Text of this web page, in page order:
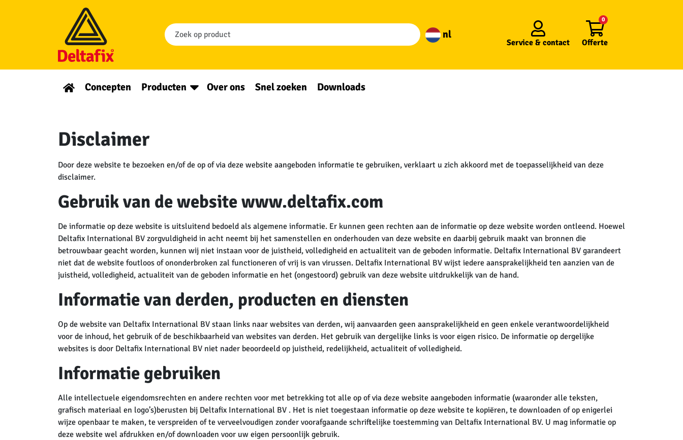
nl
Service & contact Offerte
0
Concepten Producten Over ons Snel zoeken Downloads
Disclaimer
Door deze website te bezoeken en/of de op of via deze website aangeboden informatie te gebruiken, verklaart u zich akkoord met de toepasselijkheid van deze
disclaimer.
Gebruik van de website www.deltafix.com
De informatie op deze website is uitsluitend bedoeld als algemene informatie. Er kunnen geen rechten aan de informatie op deze website worden ontleend. Hoewel
Deltafix International BV zorgvuldigheid in acht neemt bij het samenstellen en onderhouden van deze website en daarbij gebruik maakt van bronnen die
betrouwbaar geacht worden, kunnen wij niet instaan voor de juistheid, volledigheid en actualiteit van de geboden informatie. Deltafix International BV garandeert
niet dat de website foutloos of ononderbroken zal functioneren of vrij is van virussen. Deltafix International BV wijst iedere aansprakelijkheid ten aanzien van de
juistheid, volledigheid, actualiteit van de geboden informatie en het (ongestoord) gebruik van deze website uitdrukkelijk van de hand.
Informatie van derden, producten en diensten
Op de website van Deltafix International BV staan links naar websites van derden, wij aanvaarden geen aansprakelijkheid en geen enkele verantwoordelijkheid
voor de inhoud, het gebruik of de beschikbaarheid van websites van derden. Het gebruik van dergelijke links is voor eigen risico. De informatie op dergelijke
websites is door Deltafix International BV niet nader beoordeeld op juistheid, redelijkheid, actualiteit of volledigheid.
Informatie gebruiken
Alle intellectuele eigendomsrechten en andere rechten voor met betrekking tot alle op of via deze website aangeboden informatie (waaronder alle teksten,
grafisch materiaal en logo’s)berusten bij Deltafix International BV . Het is niet toegestaan informatie op deze website te kopiëren, te downloaden of op enigerlei
wijze openbaar te maken, te verspreiden of te verveelvoudigen zonder voorafgaande schriftelijke toestemming van Deltafix International BV. U mag informatie op
deze website wel afdrukken en/of downloaden voor uw eigen persoonlijk gebruik.